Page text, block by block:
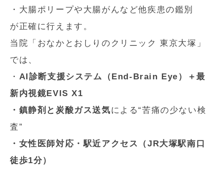
・大腸ポリープや大腸がんなど他疾患の鑑別
が正確に行えます。
当院「おなかとおしりのクリニック 東京大塚」
では、
・ AI診断支援システム（End-Brain Eye）＋最
新内視鏡EVIS X1
・鎮静剤と炭酸ガス送気による“苦痛の少ない検
査”
・女性医師対応・駅近アクセス（JR大塚駅南口
徒歩1分）